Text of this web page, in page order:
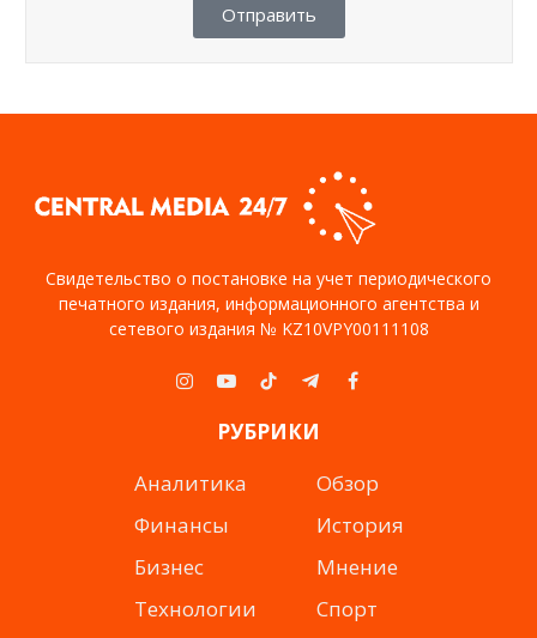
Отправить
Свидетельство о постановке на учет периодического
печатного издания, информационного агентства и
сетевого издания № KZ10VPY00111108
Instagram
YouTubeTikTokTelegramFacebook
РУБРИКИ
Аналитика
Финансы
Бизнес
Технологии
Обзор
История
Мнение
Спорт